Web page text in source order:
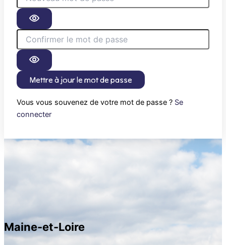
Mettre à jour le mot de passe
Vous vous souvenez de votre mot de passe ? Se
connecter
Maine-et-Loire